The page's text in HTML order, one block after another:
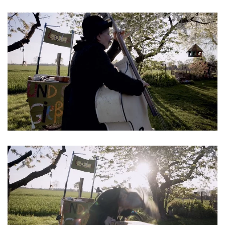
ansehen
ansehen